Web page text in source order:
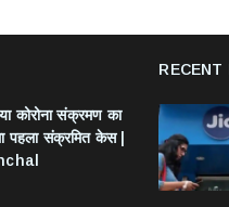
कोरोना संक्रमण का
पहला संक्रमित केस |
RECENT